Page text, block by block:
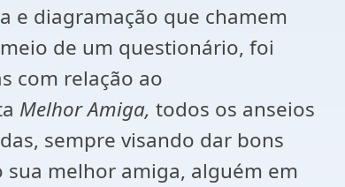
e diagramação que chamem
de um questionário, foi
com relação ao
Melhor Amiga, todos os anseios
sempre visando dar bons
melhor amiga, alguém em